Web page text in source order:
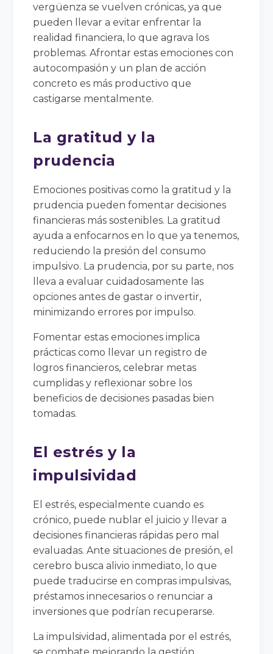
vergüenza se vuelven crónicas, ya que
pueden llevar a evitar enfrentar la
realidad financiera, lo que agrava los
problemas. Afrontar estas emociones con
autocompasión y un plan de acción
concreto es más productivo que
castigarse mentalmente.
La gratitud y la
prudencia
Emociones positivas como la gratitud y la
prudencia pueden fomentar decisiones
financieras más sostenibles. La gratitud
ayuda a enfocarnos en lo que ya tenemos,
reduciendo la presión del consumo
impulsivo. La prudencia, por su parte, nos
lleva a evaluar cuidadosamente las
opciones antes de gastar o invertir,
minimizando errores por impulso.
Fomentar estas emociones implica
prácticas como llevar un registro de
logros financieros, celebrar metas
cumplidas y reflexionar sobre los
beneficios de decisiones pasadas bien
tomadas.
El estrés y la
impulsividad
El estrés, especialmente cuando es
crónico, puede nublar el juicio y llevar a
decisiones financieras rápidas pero mal
evaluadas. Ante situaciones de presión, el
cerebro busca alivio inmediato, lo que
puede traducirse en compras impulsivas,
préstamos innecesarios o renunciar a
inversiones que podrían recuperarse.
La impulsividad, alimentada por el estrés,